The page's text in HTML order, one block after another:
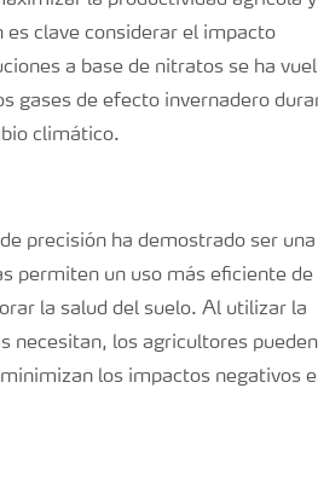
clave considerar el impacto
a base de nitratos se ha
gases de efecto invernadero
climático.
precisión ha demostrado ser una
permiten un uso más eficiente de
la salud del suelo. Al utilizar la
necesitan, los agricultores pueden
los impactos negativos